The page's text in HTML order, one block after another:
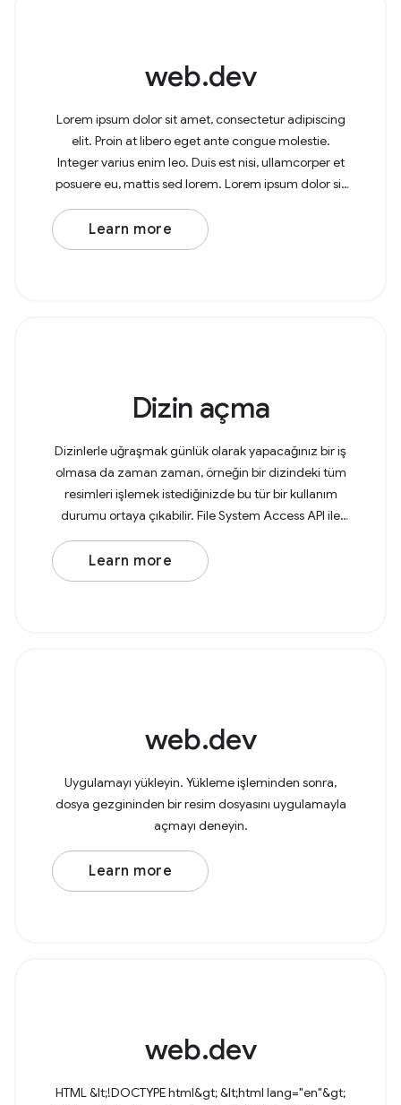
web.dev
Lorem ipsum dolor sit amet, consectetur adipiscing
elit. Proin at libero eget ante congue molestie.
Integer varius enim leo. Duis est nisi, ullamcorper et
posuere eu, mattis sed lorem. Lorem ipsum dolor sit
amet, consectetur adipiscing elit. In at
Learn more
Dizin açma
Dizinlerle uğraşmak günlük olarak yapacağınız bir iş
olmasa da zaman zaman, örneğin bir dizindeki tüm
resimleri işlemek istediğinizde bu tür bir kullanım
durumu ortaya çıkabilir. File System Access API ile
kullanıcılar artık tarayıcıda dizinleri
Learn more
web.dev
Uygulamayı yükleyin. Yükleme işleminden sonra,
dosya gezgininden bir resim dosyasını uygulamayla
açmayı deneyin.
Learn more
web.dev
HTML &lt;!DOCTYPE html&gt; &lt;html lang="en"&gt;